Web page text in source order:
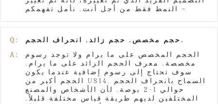
النمط فقط من أجل أنت. نأمل تفهمكم ~
Q:
حجم مخصص. حجم زائد. انحراف الحجم.
A:
الحجم المخصص على ما يرام ولا توجد رسوم
مخصصة. معرف الحجم الزائد على ما يرام.
سوف تحتاج إلى رسوم إضافية عندما يكون
الحجم أكبر من US14. السماح بانحراف الحجم
حوالي 1-2 بوصة. لأن الأشخاص والمصنع
المختلفين لديهم طريقة قياس مختلفة قليلاً.